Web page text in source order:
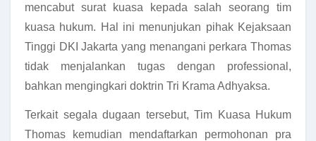
mencabut surat kuasa kepada salah seorang tim
kuasa hukum. Hal ini menunjukan pihak Kejaksaan
Tinggi DKI Jakarta yang menangani perkara Thomas
tidak menjalankan tugas dengan professional,
bahkan mengingkari doktrin Tri Krama Adhyaksa.
Terkait segala dugaan tersebut, Tim Kuasa Hukum
Thomas kemudian mendaftarkan permohonan pra